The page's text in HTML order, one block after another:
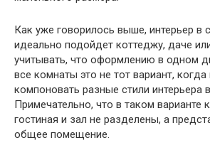
Как уже говорилось выше, интерьер в
идеально подойдет коттеджу, даче
учитывать, что оформлению в одном
все комнаты это не тот вариант,
компоновать разные стили интерьера
Примечательно, что в таком варианте
гостиная и зал не разделены, а
общее помещение.